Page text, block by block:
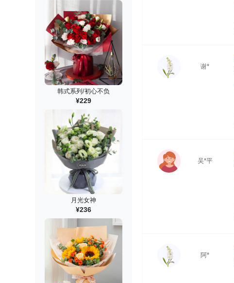
韩式系列/初心不负
¥229
月光女神
¥236
谢*
吴*平
阿*